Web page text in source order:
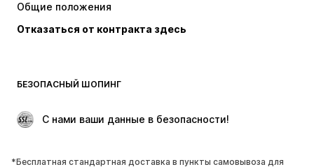
Белье
Пальто
Юбки
Поводы
ЭКСКЛЮЗИВ
Общие положения
Отказаться от контракта здесь
БЕЗОПАСНЫЙ ШОПИНГ
С нами ваши данные в безопасности!
*Бесплатная стандартная доставка в пункты самовывоза для